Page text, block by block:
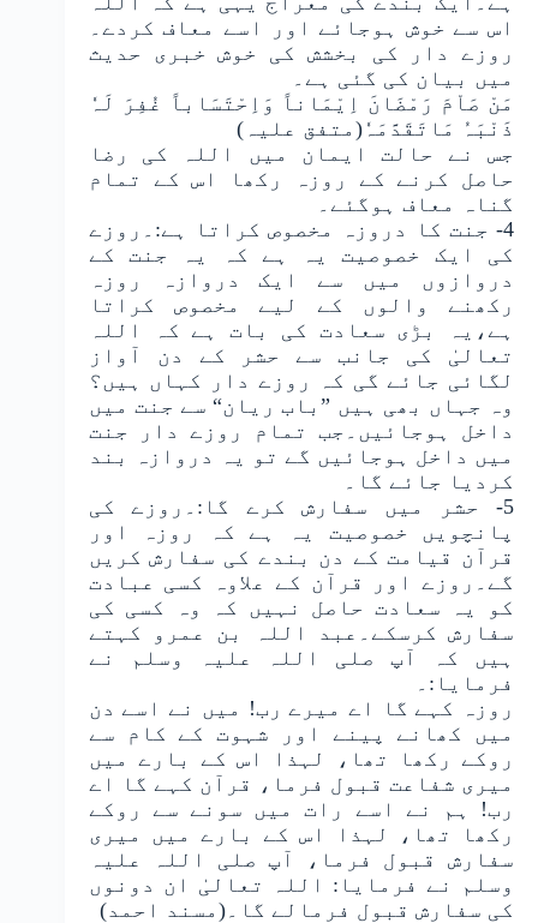
اس سے خوش ہوجائے اور اسے معاف کردے۔
روزے دار کی بخشش کی خوش خبری حدیث
میں بیان کی گئی ہے۔
مَنْ صَاْمَ رَمْضَانَ اِیْمَاناً وَاِحْتَسَاباً غُفِرَ لَہٗ
ذَنْبَہُ مَاتَقَدَّمَہٗ(متفق علیہ)
جس نے حالت ایمان میں اللہ کی رضا
حاصل کرنے کے روزہ رکھا اس کے تمام
گناہ معاف ہوگئے۔
4- جنت کا دروزہ مخصوص کراتا ہے:۔روزے
کی ایک خصوصیت یہ ہے کہ یہ جنت کے
دروازوں میں سے ایک دروازہ روزہ
رکھنے والوں کے لیے مخصوص کراتا
ہے،یہ بڑی سعادت کی بات ہے کہ اللہ
تعالیٰ کی جانب سے حشر کے دن آواز
لگائی جائے گی کہ روزے دار کہاں ہیں؟
وہ جہاں بھی ہیں ”باب ریان“ سے جنت میں
داخل ہوجائیں۔جب تمام روزے دار جنت
میں داخل ہوجائیں گے تو یہ دروازہ بند
کردیا جائے گا۔
5- حشر میں سفارش کرے گا:۔روزے کی
پانچویں خصوصیت یہ ہے کہ روزہ اور
قرآن قیامت کے دن بندے کی سفارش کریں
گے۔روزے اور قرآن کے علاوہ کسی عبادت
کو یہ سعادت حاصل نہیں کہ وہ کسی کی
سفارش کرسکے۔عبد اللہ بن عمرو کہتے
ہیں کہ آپ صلی اللہ علیہ وسلم نے
فرمایا:۔
روزہ کہے گا اے میرے رب! میں نے اسے دن
میں کھانے پینے اور شہوت کے کام سے
روکے رکھا تھا، لہذا اس کے بارے میں
میری شفاعت قبول فرما، قرآن کہے گا اے
رب! ہم نے اسے رات میں سونے سے روکے
رکھا تھا، لہذا اس کے بارے میں میری
سفارش قبول فرما، آپ صلی اللہ علیہ
وسلم نے فرمایا: اللہ تعالیٰ ان دونوں
کی سفارش قبول فرمالے گا۔(مسند احمد)